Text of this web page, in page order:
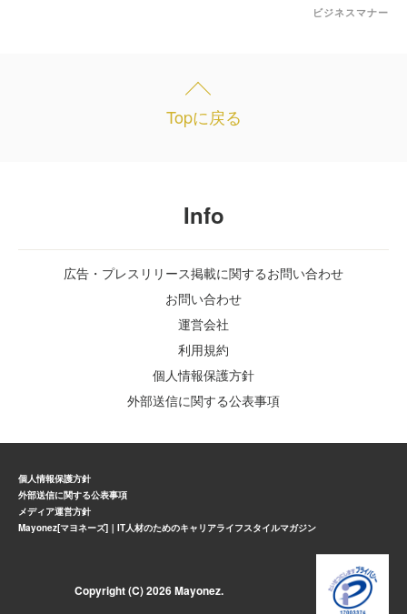
ビジネスマナー
Topに戻る
Info
広告・プレスリリース掲載に関するお問い合わせ
お問い合わせ
運営会社
利用規約
個人情報保護方針
外部送信に関する公表事項
個人情報保護方針
外部送信に関する公表事項
メディア運営方針
Mayonez[マヨネーズ]｜IT人材のためのキャリアライフスタイルマガジン
Copyright (C) 2026 Mayonez.